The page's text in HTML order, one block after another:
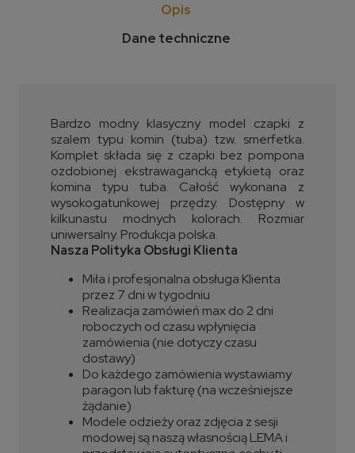
Opis
Dane techniczne
Bardzo modny klasyczny model czapki z
szalem typu komin (tuba) tzw. smerfetka.
Komplet składa się z czapki bez pompona
ozdobionej ekstrawagancką etykietą oraz
komina typu tuba. Całość wykonana z
wysokogatunkowej przędzy. Dostępny w
kilkunastu modnych kolorach. Rozmiar
uniwersalny. Produkcja polska.
Nasza Polityka Obsługi Klienta
Miła i profesjonalna obsługa Klienta
przez 7 dni w tygodniu
Realizacja zamówień max do 2 dni
roboczych od czasu wpłynięcia
zamówienia (nie dotyczy czasu
dostawy)
Do każdego zamówienia wystawiamy
paragon lub fakturę (na wcześniejsze
żądanie)
Modele odzieży oraz zdjęcia z sesji
modowej są naszą własnością LEMA i